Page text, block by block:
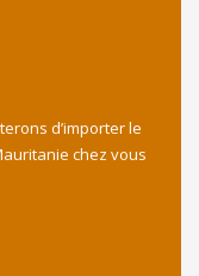
d’importer le
chez vous